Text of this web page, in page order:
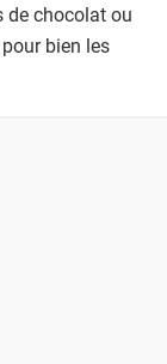
de chocolat ou
bien les